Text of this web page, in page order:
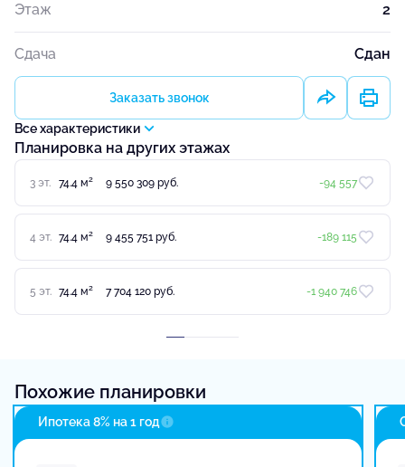
Этаж 2
Сдача Сдан
Заказать звонок
Все характеристики
Планировка на других этажах
3 эт. 74.4 м2 9 550 309 руб. -94 557
4 эт. 74.4 м2 9 455 751 руб. -189 115
5 эт. 74.4 м2 7 704 120 руб. -1 940 746
Похожие планировки
Ипотека 8% на 1 год